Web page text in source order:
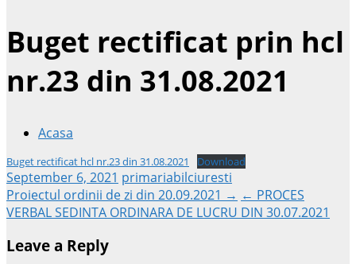
Buget rectificat prin hcl
nr.23 din 31.08.2021
Acasa
Buget rectificat hcl nr.23 din 31.08.2021 Download
September 6, 2021 primariabilciuresti
Post
navigation
Proiectul ordinii de zi din 20.09.2021 → ← PROCES
VERBAL SEDINTA ORDINARA DE LUCRU DIN 30.07.2021
Leave a Reply